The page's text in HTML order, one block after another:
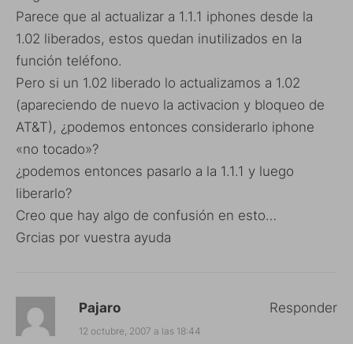
Parece que al actualizar a 1.1.1 iphones desde la
1.02 liberados, estos quedan inutilizados en la
función teléfono.
Pero si un 1.02 liberado lo actualizamos a 1.02
(apareciendo de nuevo la activacion y bloqueo de
AT&T), ¿podemos entonces considerarlo iphone
«no tocado»?
¿podemos entonces pasarlo a la 1.1.1 y luego
liberarlo?
Creo que hay algo de confusión en esto…
Grcias por vuestra ayuda
Pajaro
12 octubre, 2007 a las 18:44
Responder